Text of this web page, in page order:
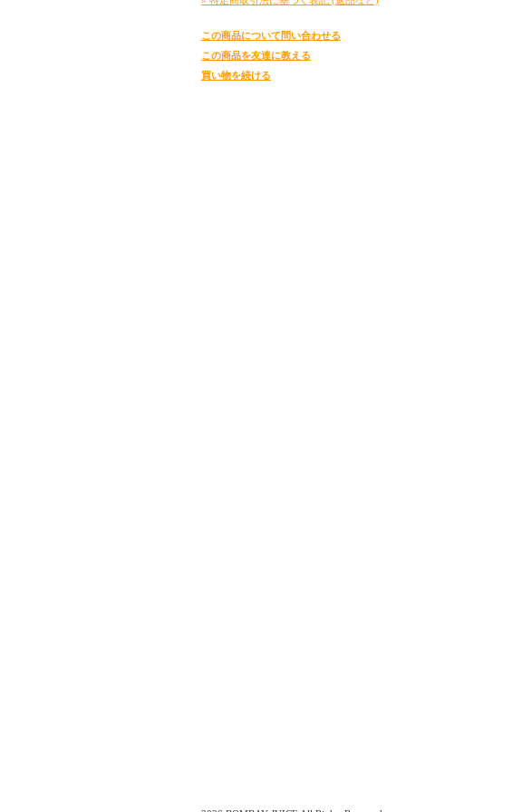
この商品について問い合わせる
この商品を友達に教える
買い物を続ける